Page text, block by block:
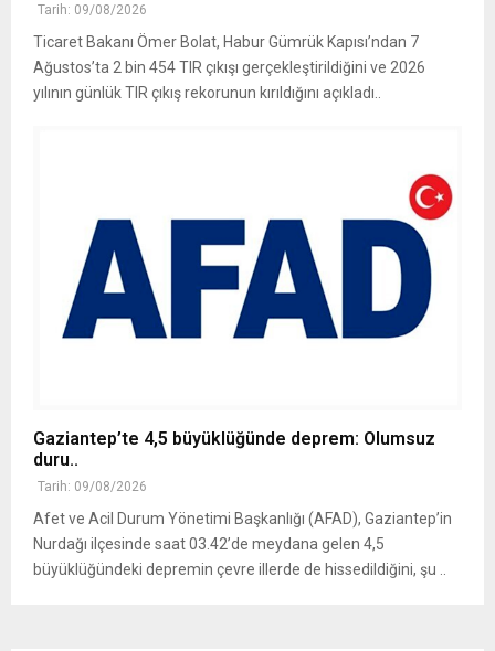
Tarih: 09/08/2026
Ticaret Bakanı Ömer Bolat, Habur Gümrük Kapısı’ndan 7
Ağustos’ta 2 bin 454 TIR çıkışı gerçekleştirildiğini ve 2026
yılının günlük TIR çıkış rekorunun kırıldığını açıkladı..
Gaziantep’te 4,5 büyüklüğünde deprem: Olumsuz
duru..
Tarih: 09/08/2026
Afet ve Acil Durum Yönetimi Başkanlığı (AFAD), Gaziantep’in
Nurdağı ilçesinde saat 03.42’de meydana gelen 4,5
büyüklüğündeki depremin çevre illerde de hissedildiğini, şu ..